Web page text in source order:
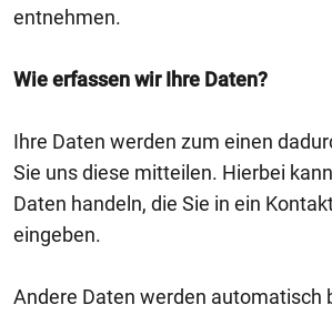
entnehmen.
Wie erfassen wir Ihre Daten?
Ihre Daten werden zum einen
Sie uns diese mitteilen. Hierbei
Daten handeln, die Sie in ein
eingeben.
Andere Daten werden automatisch